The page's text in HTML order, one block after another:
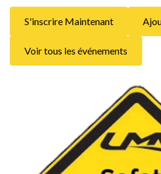
S'inscrire Maintenant
Voir tous les événements